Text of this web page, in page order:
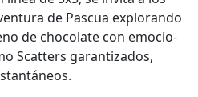
de Pas­cua explo­ran­do
de choco­late con emo­cio­
Scat­ters garan­ti­za­dos,